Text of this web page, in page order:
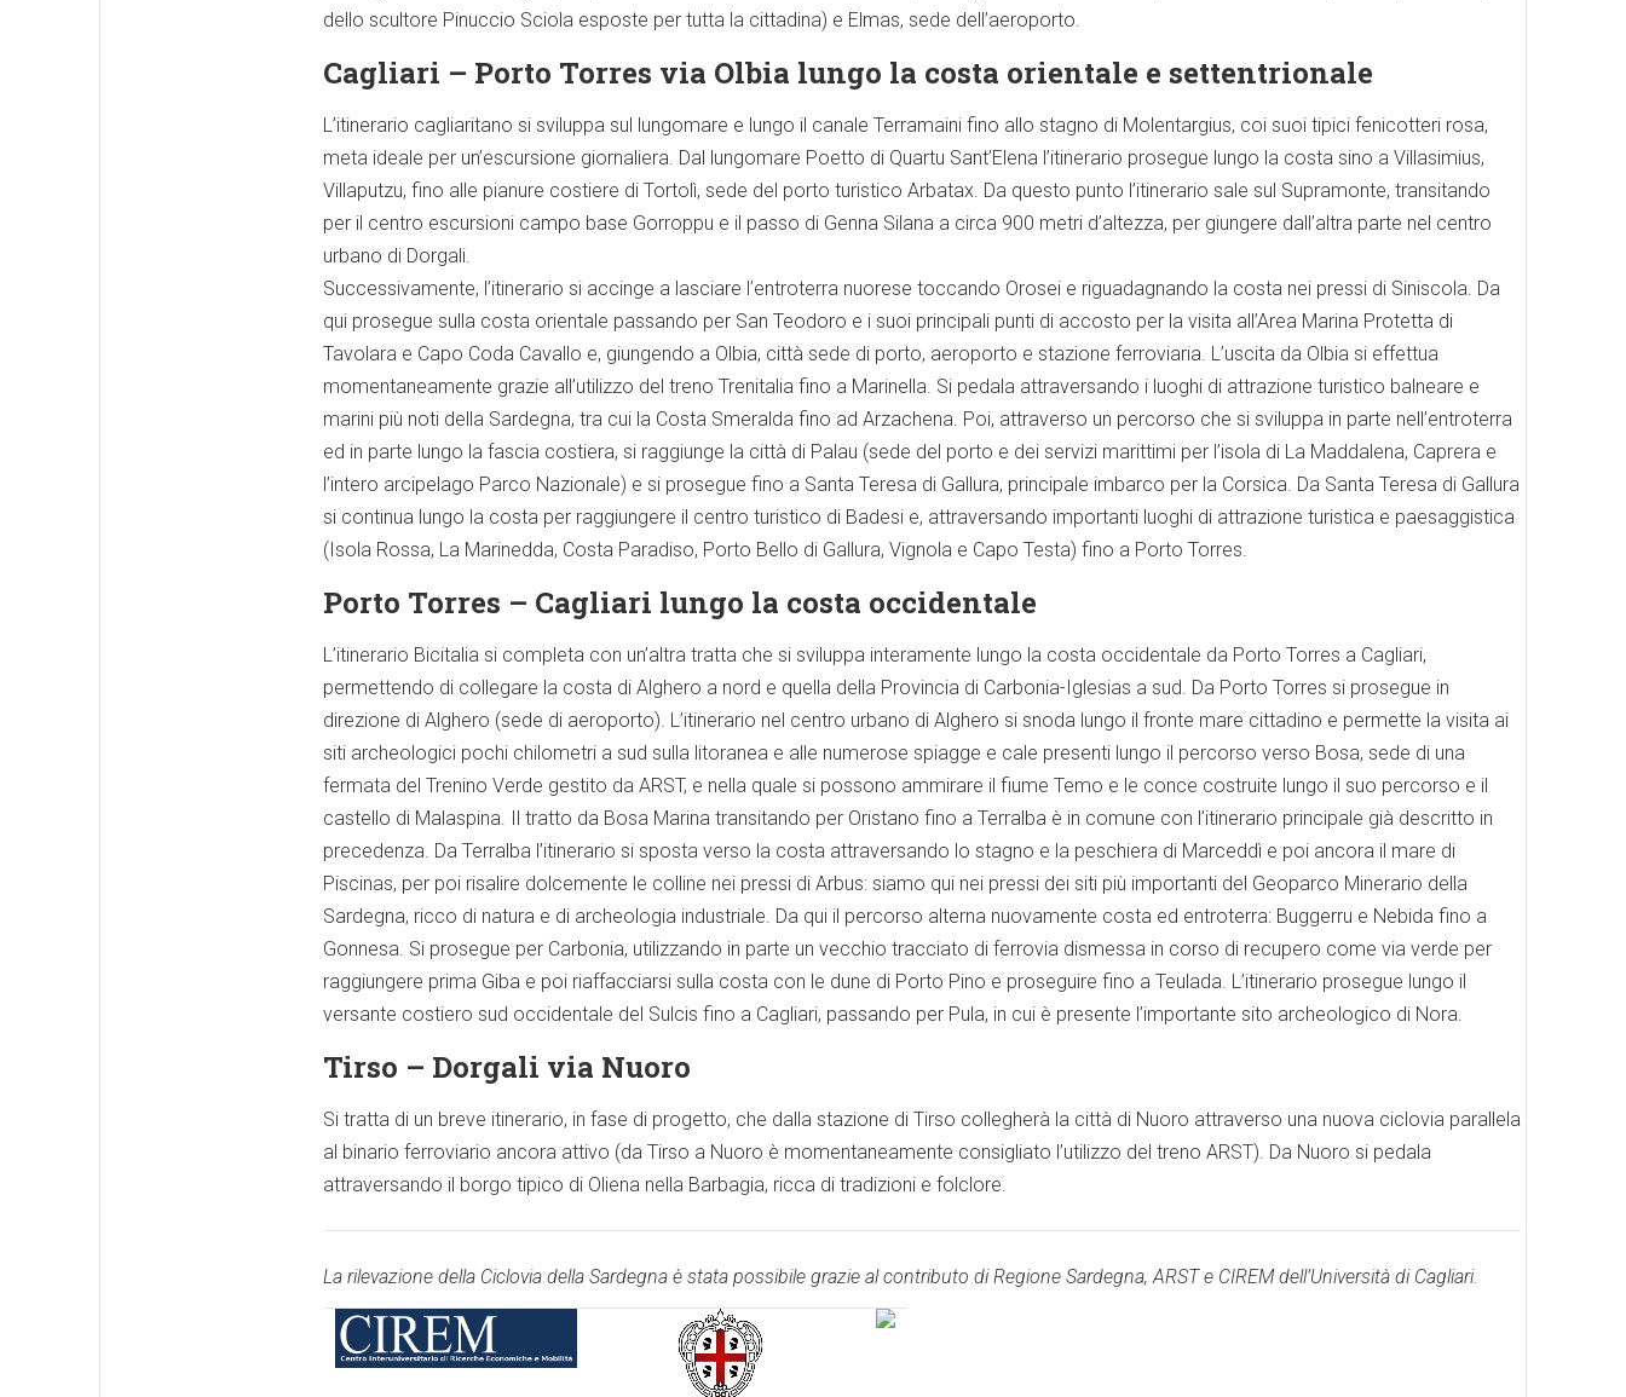
dello scultore Pinuccio Sciola esposte per tutta la cittadina) e Elmas, sede dell’aeroporto.
Cagliari – Porto Torres via Olbia lungo la costa orientale e settentrionale
L’itinerario cagliaritano si sviluppa sul lungomare e lungo il canale Terramaini fino allo stagno di Molentargius, coi suoi tipici fenicotteri rosa,
meta ideale per un’escursione giornaliera. Dal lungomare Poetto di Quartu Sant’Elena l’itinerario prosegue lungo la costa sino a Villasimius,
Villaputzu, fino alle pianure costiere di Tortolì, sede del porto turistico Arbatax. Da questo punto l’itinerario sale sul Supramonte, transitando
per il centro escursioni campo base Gorroppu e il passo di Genna Silana a circa 900 metri d’altezza, per giungere dall’altra parte nel centro
urbano di Dorgali.
Successivamente, l’itinerario si accinge a lasciare l’entroterra nuorese toccando Orosei e riguadagnando la costa nei pressi di Siniscola. Da
qui prosegue sulla costa orientale passando per San Teodoro e i suoi principali punti di accosto per la visita all’Area Marina Protetta di
Tavolara e Capo Coda Cavallo e, giungendo a Olbia, città sede di porto, aeroporto e stazione ferroviaria. L’uscita da Olbia si effettua
momentaneamente grazie all’utilizzo del treno Trenitalia fino a Marinella. Si pedala attraversando i luoghi di attrazione turistico balneare e
marini più noti della Sardegna, tra cui la Costa Smeralda fino ad Arzachena. Poi, attraverso un percorso che si sviluppa in parte nell’entroterra
ed in parte lungo la fascia costiera, si raggiunge la città di Palau (sede del porto e dei servizi marittimi per l’isola di La Maddalena, Caprera e
l’intero arcipelago Parco Nazionale) e si prosegue fino a Santa Teresa di Gallura, principale imbarco per la Corsica. Da Santa Teresa di Gallura
si continua lungo la costa per raggiungere il centro turistico di Badesi e, attraversando importanti luoghi di attrazione turistica e paesaggistica
(Isola Rossa, La Marinedda, Costa Paradiso, Porto Bello di Gallura, Vignola e Capo Testa) fino a Porto Torres.
Porto Torres – Cagliari lungo la costa occidentale
L’itinerario Bicitalia si completa con un’altra tratta che si sviluppa interamente lungo la costa occidentale da Porto Torres a Cagliari,
permettendo di collegare la costa di Alghero a nord e quella della Provincia di Carbonia-Iglesias a sud. Da Porto Torres si prosegue in
direzione di Alghero (sede di aeroporto). L’itinerario nel centro urbano di Alghero si snoda lungo il fronte mare cittadino e permette la visita ai
siti archeologici pochi chilometri a sud sulla litoranea e alle numerose spiagge e cale presenti lungo il percorso verso Bosa, sede di una
fermata del Trenino Verde gestito da ARST, e nella quale si possono ammirare il fiume Temo e le conce costruite lungo il suo percorso e il
castello di Malaspina. Il tratto da Bosa Marina transitando per Oristano fino a Terralba è in comune con l’itinerario principale già descritto in
precedenza. Da Terralba l’itinerario si sposta verso la costa attraversando lo stagno e la peschiera di Marceddì e poi ancora il mare di
Piscinas, per poi risalire dolcemente le colline nei pressi di Arbus: siamo qui nei pressi dei siti più importanti del Geoparco Minerario della
Sardegna, ricco di natura e di archeologia industriale. Da qui il percorso alterna nuovamente costa ed entroterra: Buggerru e Nebida fino a
Gonnesa. Si prosegue per Carbonia, utilizzando in parte un vecchio tracciato di ferrovia dismessa in corso di recupero come via verde per
raggiungere prima Giba e poi riaffacciarsi sulla costa con le dune di Porto Pino e proseguire fino a Teulada. L’itinerario prosegue lungo il
versante costiero sud occidentale del Sulcis fino a Cagliari, passando per Pula, in cui è presente l’importante sito archeologico di Nora.
Tirso – Dorgali via Nuoro
Si tratta di un breve itinerario, in fase di progetto, che dalla stazione di Tirso collegherà la città di Nuoro attraverso una nuova ciclovia parallela
al binario ferroviario ancora attivo (da Tirso a Nuoro è momentaneamente consigliato l’utilizzo del treno ARST). Da Nuoro si pedala
attraversando il borgo tipico di Oliena nella Barbagia, ricca di tradizioni e folclore.
La rilevazione della Ciclovia della Sardegna è stata possibile grazie al contributo di Regione Sardegna, ARST e CIREM dell’Università di Cagliari.